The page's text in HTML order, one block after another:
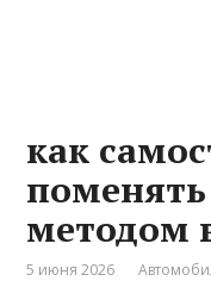
как
методом
5 июня 2026